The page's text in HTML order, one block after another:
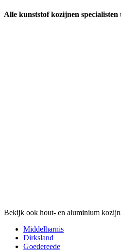
Alle kunststof kozijnen specialisten
Bekijk ook hout- en aluminium
Middelharnis
Dirksland
Goedereede